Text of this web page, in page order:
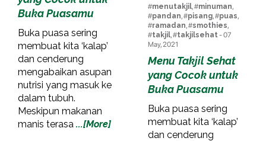
Buka Puasamu
Buka puasa sering
membuat kita ‘kalap’
dan cenderung
mengabaikan asupan
nutrisi yang masuk ke
dalam tubuh.
Meskipun makanan
manis terasa ...[More]
#menutakjil, #minuman,
#pandan, #pisang, #puas,
#ramadan, #smothies,
#takjil, #takjilsehat- 07
May, 2021
Menu Takjil Sehat
yang Cocok untuk
Buka Puasamu
Buka puasa sering
membuat kita ‘kalap’
dan cenderung